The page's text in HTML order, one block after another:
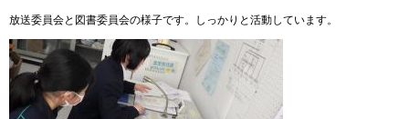
放送委員会と図書委員会の様子です。しっかりと活動しています。